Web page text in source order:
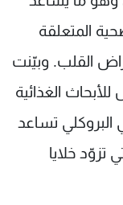
المتعلقة
القلب. وبيّنت
الغذائية
البروكلي تساعد
تزوّد خلايا